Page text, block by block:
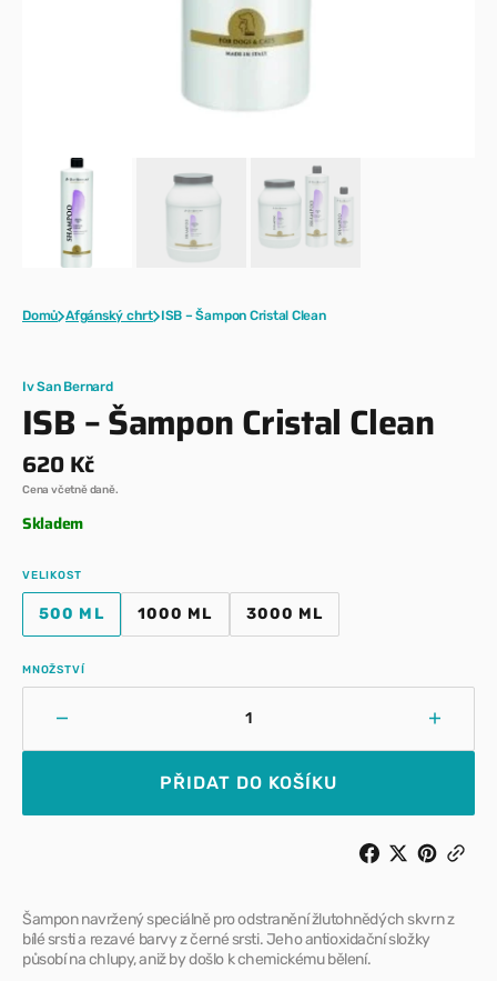
Domů Afgánský chrt ISB – Šampon Cristal Clean
Iv San Bernard
ISB – Šampon Cristal Clean
Běžná
cena
620 Kč
Cena včetně daně.
Skladem
VELIKOST
500 MLVARIANTA
VYPRODÁNA
NEBO
1000 MLVARIANTA
VYPRODÁNA
3000 MLVARIANTA
VYPRODÁNA
MNOŽSTVÍ
množství
–
Zvýšit
–
Cristal
PŘIDAT DO KOŠÍKU
Šampon navržený speciálně pro odstranění žlutohnědých skvrn z
bílé srsti a rezavé barvy z černé srsti. Jeho antioxidační složky
působí na chlupy, aniž by došlo k chemickému bělení.